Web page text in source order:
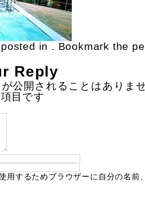
in . Bookmark the
Reply
公開されることはありま
目です
用するためブラウザーに自分の名前